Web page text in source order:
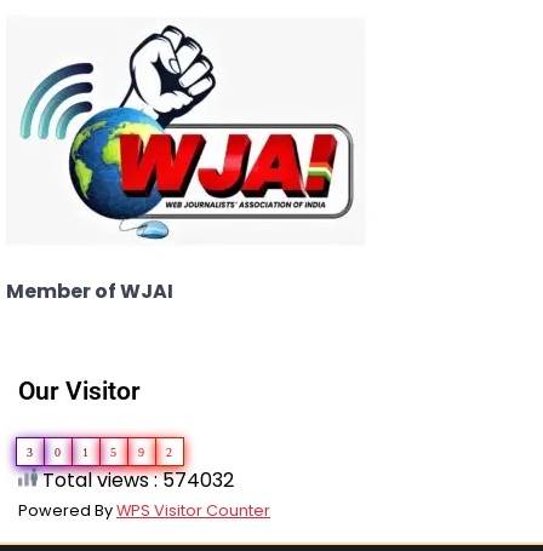
Member of WJAI
Our Visitor
3 0 1 5 9 2
Total views : 574032
Powered ByWPS Visitor Counter